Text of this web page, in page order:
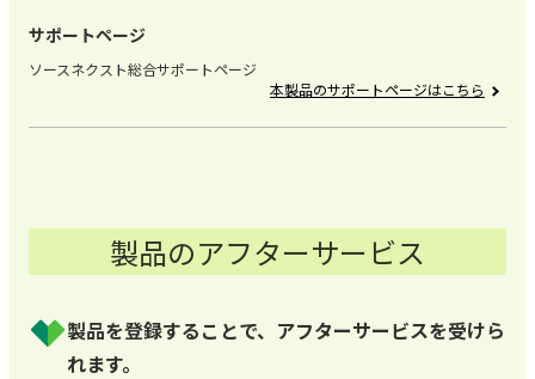
サポートページ
ソースネクスト総合サポートページ
本製品のサポートページはこちら
製品のアフターサービス
製品を登録することで、アフターサービスを受けら
れます。